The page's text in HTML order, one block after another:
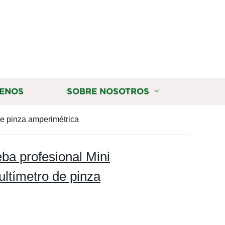
SOBRE NOSOTROS
pinza amperimétrica
profesional Mini
de pinza